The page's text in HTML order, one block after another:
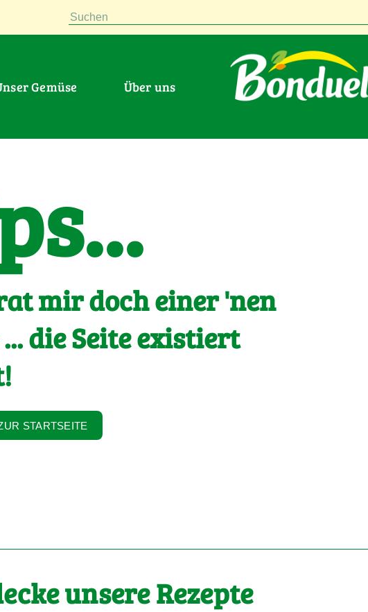
Suchen
Unser Gemüse Über uns
mir doch einer 'nen
die Seite existiert
STARTSEITE
unsere Rezepte